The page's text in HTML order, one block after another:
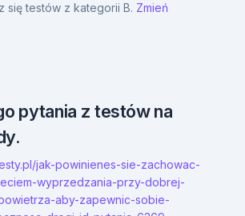
się testów z kategorii B. Zmień
pytania z testów na
jak-powinienes-sie-zachowac-
wyprzedzania-przy-dobrej-
aby-zapewnic-sobie-